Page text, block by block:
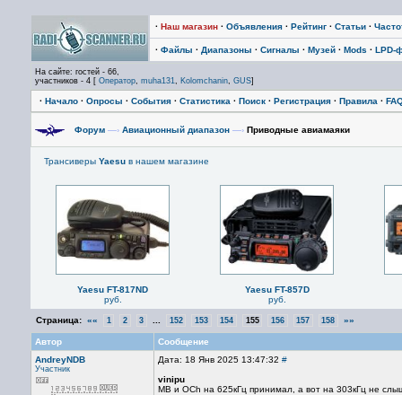
· Наш магазин · Объявления · Рейтинг · Статьи ·
· Файлы · Диапазоны · Сигналы · Музей · Mods · LPD-
На сайте: гостей - 66,
участников - 4 [ Оператор, muha131, Kolomchanin, GUS]
· Начало · Опросы · События · Статистика · Поиск · Регистрация · Правила ·
Форум —› Авиационный диапазон —› Приводные авиамаяки
Трансиверы Yaesu в нашем магазине
Yaesu FT-817ND
руб.
Yaesu FT-857D
руб.
Страница: «« 1 2 3 152 153 154 155 156 157 158 »»
Автор
Сообщение
AndreyNDB
Участник
Дата: 18 Янв 2025 13:47:32 #
vinipu
MB и OCh на 625кГц принимал, а вот на 303кГц не